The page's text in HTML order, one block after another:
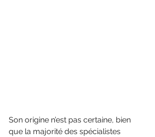
Son origine n’est pas certaine, bien
que la majorité des spécialistes